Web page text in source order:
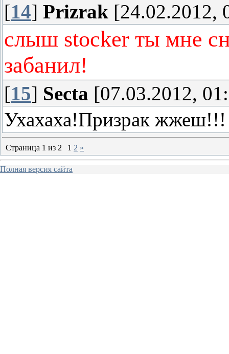
[14] Prizrak [24.02.2012,
слыш stocker ты мне
забанил!
[15] Secta [07.03.2012,
Ухахаха!Призрак жжеш!!!
Страница 1 из 2 1 2 »
Полная версия сайта